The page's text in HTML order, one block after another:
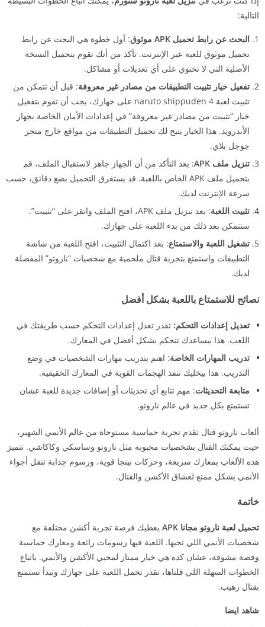
التالية:
البحث عن رابط تحميل APK موثوق
: أول خطوة هي البحث عن رابط
تحميل موثوق للعبة عبر الإنترنت. تأكد من أنك تقوم بتحميل النسخة
الأصلية التي لا تحتوي على أي تعديلات أو مشاكل.
تفعيل خيار تثبيت التطبيقات من مصادر غير معروفة: قبل أن تتمكن من
تثبيت لعبة naruto shippuden 4 على جهازك، يجب أن تقوم بتفعيل
خيار “تثبيت من مصادر غير معروفة” في إعدادات الأمان الخاصة بجهاز
الأندرويد. هذا الخيار يتيح لك تحميل التطبيقات من مواقع خارج متجر
جوجل بلاي.
تنزيل ملف APK
: بعد التأكد من أن الجهاز جاهز لاستقبال الملف، قم
بتحميل ملف APK الخاص باللعبة. قد يستغرق التحميل بضع دقائق، حسب
سرعة الإنترنت لديك.
تثبيت اللعبة
: بعد تنزيل ملف APK، افتح الملف وانقر على “تثبيت”.
ستتمكن بعد ذلك من بدء اللعبة على جهازك.
تشغيل اللعبة والاستمتاع: بعد اكتمال التثبيت، افتح اللعبة من شاشة
التطبيقات واستمتع بتجربة قتال ملحمية مع شخصيات “ناروتو” المفضلة
لديك.
نصائح للاستمتاع باللعبة بشكل أفضل
تعديل إعدادات التحكم: تقدر تعدل إعدادات التحكم حسب طريقتك في
اللعب. هذا بيساعدك تتحكم بشكل أفضل في المعارك.
تدريب المهارات الخاصة: اهتم بتدريب مهارات الشخصيات في وضع
التدريب. هذا بيخليك تنفذ الهجمات القوية في المعارك الحقيقية.
متابعة التحديثات: مهم تتابع أي تحديثات أو إضافات جديدة للعبة عشان
تستمتع بكل جديد في عالم ناروتو.
ألعاب ناروتو قتال تقدم تجربة حماسية مستوحاة من عالم الأنمي الشهير،
حيث يمكنك القتال بشخصيات محبوبة مثل ناروتو وساسكي وكاكاشي. تتميز
هذه الألعاب بمعارك سريعة، وحركات نينجا قوية، ورسوم جذابة تنقل أجواء
الأنمي بشكل ممتع لعشاق الأكشن والقتال.
خاتمة
تحميل لعبة ناروتو مجانا APK
يعطيك فرصة تجربة أكشن مختلفة مع
شخصيات الأنمي اللي تحبها. اللعبة فيها رسومات رائعة ومعارك حماسية
وقصة مشوقة، عشان كده هي خيار ممتاز لمحبي الأكشن والأنمي. باتباع
الخطوات السهلة اللي قلناها، تقدر تحمل اللعبة على جهازك وتبدأ تستمتع
بقتال رهيب.
شاهد ايضا